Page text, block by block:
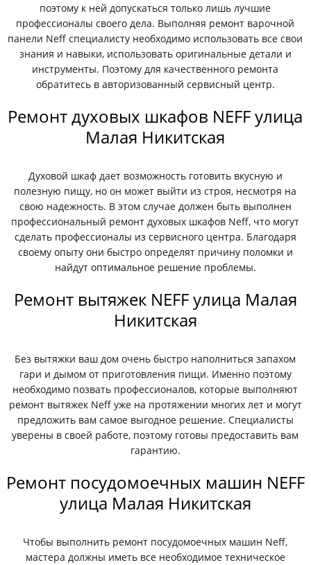
поэтому к ней допускаться только лишь лучшие
профессионалы своего дела. Выполняя ремонт варочной
панели Neff специалисту необходимо использовать все свои
знания и навыки, использовать оригинальные детали и
инструменты. Поэтому для качественного ремонта
обратитесь в авторизованный сервисный центр.
Ремонт духовых шкафов NEFF улица
Малая Никитская
Духовой шкаф дает возможность готовить вкусную и
полезную пищу, но он может выйти из строя, несмотря на
свою надежность. В этом случае должен быть выполнен
профессиональный ремонт духовых шкафов Neff, что могут
сделать профессионалы из сервисного центра. Благодаря
своему опыту они быстро определят причину поломки и
найдут оптимальное решение проблемы.
Ремонт вытяжек NEFF улица Малая
Никитская
Без вытяжки ваш дом очень быстро наполниться запахом
гари и дымом от приготовления пищи. Именно поэтому
необходимо позвать профессионалов, которые выполняют
ремонт вытяжек Neff уже на протяжении многих лет и могут
предложить вам самое выгодное решение. Специалисты
уверены в своей работе, поэтому готовы предоставить вам
гарантию.
Ремонт посудомоечных машин NEFF
улица Малая Никитская
Чтобы выполнить ремонт посудомоечных машин Neff,
мастера должны иметь все необходимое техническое